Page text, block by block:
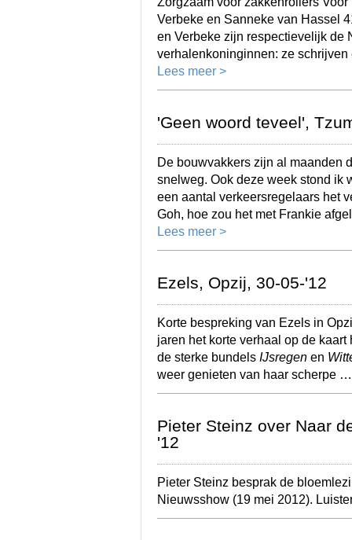
Verbeke en Sanneke van Hassel
en Verbeke zijn respectievelijk de
verhalenkoninginnen: ze
Lees meer >
'Geen woord teveel',
De bouwvakkers zijn al maanden
snelweg. Ook deze week stond ik
een aantal verkeersregelaars het
Goh, hoe zou het met Frankie
Lees meer >
Ezels, Opzij, 30-05-'12
Korte bespreking van Ezels in
jaren het korte verhaal op de
de sterke bundels IJsregen en
weer genieten van haar scherpe
Pieter Steinz over Naar
'12
Pieter Steinz besprak de
Nieuwsshow (19 mei 2012).